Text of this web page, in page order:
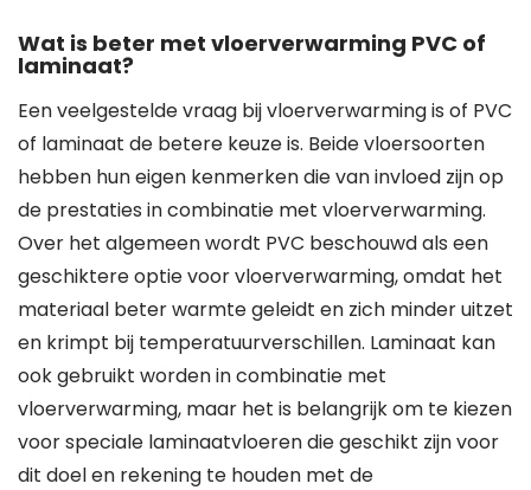
Wat is beter met vloerverwarming PVC of
laminaat?
Een veelgestelde vraag bij vloerverwarming is of PVC
of laminaat de betere keuze is. Beide vloersoorten
hebben hun eigen kenmerken die van invloed zijn op
de prestaties in combinatie met vloerverwarming.
Over het algemeen wordt PVC beschouwd als een
geschiktere optie voor vloerverwarming, omdat het
materiaal beter warmte geleidt en zich minder uitzet
en krimpt bij temperatuurverschillen. Laminaat kan
ook gebruikt worden in combinatie met
vloerverwarming, maar het is belangrijk om te kiezen
voor speciale laminaatvloeren die geschikt zijn voor
dit doel en rekening te houden met de